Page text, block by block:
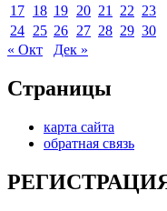
17 18 19 20 21 22 23
24 25 26 27 28 29 30
« Окт
Дек »
Страницы
карта сайта
обратная связь